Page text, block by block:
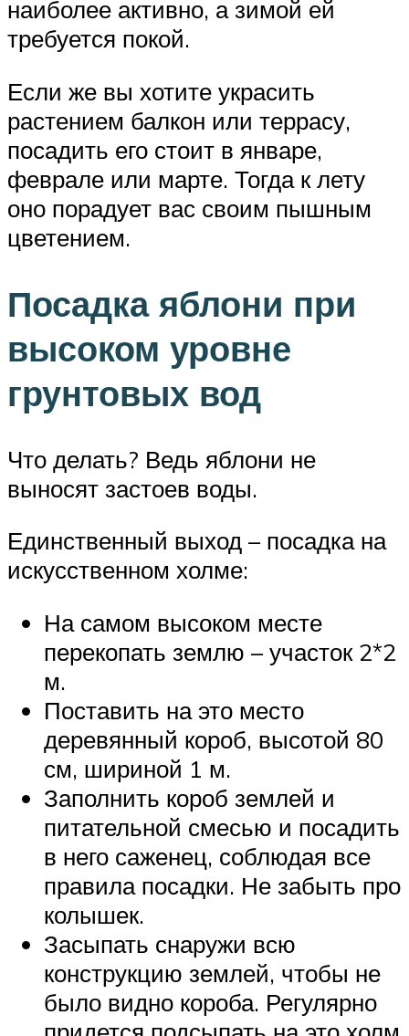
наиболее активно, а зимой ей
требуется покой.
Если же вы хотите украсить
растением балкон или террасу,
посадить его стоит в январе,
феврале или марте. Тогда к лету
оно порадует вас своим пышным
цветением.
Посадка яблони при
высоком уровне
грунтовых вод
Что делать? Ведь яблони не
выносят застоев воды.
Единственный выход – посадка на
искусственном холме:
На самом высоком месте
перекопать землю – участок 2*2
м.
Поставить на это место
деревянный короб, высотой 80
см, шириной 1 м.
Заполнить короб землей и
питательной смесью и посадить
в него саженец, соблюдая все
правила посадки. Не забыть про
колышек.
Засыпать снаружи всю
конструкцию землей, чтобы не
было видно короба. Регулярно